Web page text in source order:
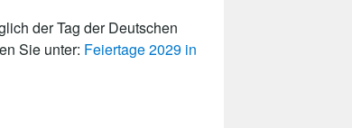
der Tag der Deutschen
Sie unter: Feiertage 2029 in